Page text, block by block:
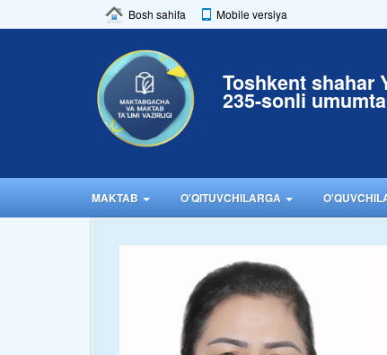
Bosh sahifa Mobile versiya
Toshkent shahar
235-sonli
MAKTAB O'QITUVCHILARGA